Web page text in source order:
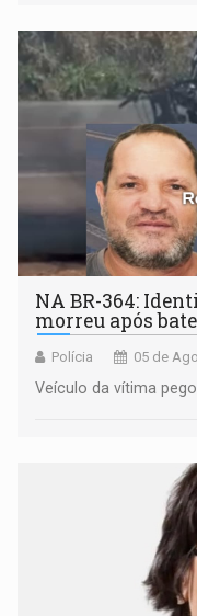
NA BR-364:
morreu após
Polícia 05 de
Veículo da vítima